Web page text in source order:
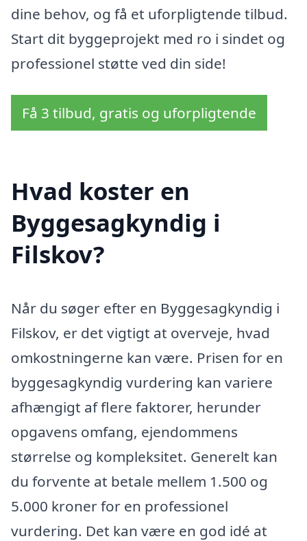
dine behov, og få et uforpligtende tilbud.
Start dit byggeprojekt med ro i sindet og
professionel støtte ved din side!
Få 3 tilbud, gratis og uforpligtende
Hvad koster en
Byggesagkyndig i
Filskov?
Når du søger efter en Byggesagkyndig i
Filskov, er det vigtigt at overveje, hvad
omkostningerne kan være. Prisen for en
byggesagkyndig vurdering kan variere
afhængigt af flere faktorer, herunder
opgavens omfang, ejendommens
størrelse og kompleksitet. Generelt kan
du forvente at betale mellem 1.500 og
5.000 kroner for en professionel
vurdering. Det kan være en god idé at